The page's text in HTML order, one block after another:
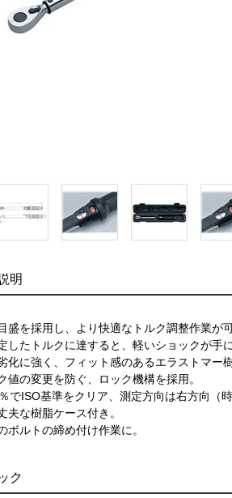
明
盛を採用し、より快適なトルク調整作業が
したトルクに達すると、軽いショックが
化に強く、フィット感のあるエラストマー
値の変更を防ぐ、ロック機構を採用。
でISO基準をクリア、測定方向は右方向（
夫な樹脂ケース付き。
ボルトの締め付け作業に。
ク